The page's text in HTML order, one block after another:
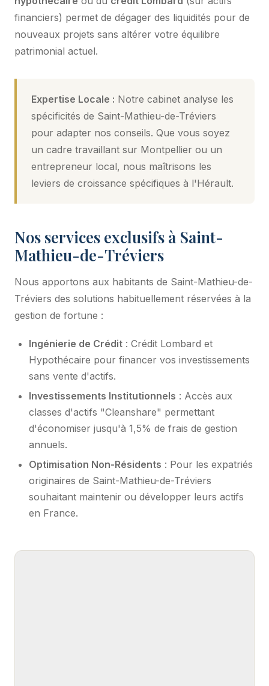
financiers) permet de dégager des liquidités pour de
nouveaux projets sans altérer votre équilibre
patrimonial actuel.
Expertise Locale : Notre cabinet analyse les
spécificités de Saint-Mathieu-de-Tréviers
pour adapter nos conseils. Que vous soyez
un cadre travaillant sur Montpellier ou un
entrepreneur local, nous maîtrisons les
leviers de croissance spécifiques à l'Hérault.
Nos services exclusifs à Saint-
Mathieu-de-Tréviers
Nous apportons aux habitants de Saint-Mathieu-de-
Tréviers des solutions habituellement réservées à la
gestion de fortune :
Ingénierie de Crédit : Crédit Lombard et
Hypothécaire pour financer vos investissements
sans vente d'actifs.
Investissements Institutionnels : Accès aux
classes d'actifs "Cleanshare" permettant
d'économiser jusqu'à 1,5% de frais de gestion
annuels.
Optimisation Non-Résidents : Pour les expatriés
originaires de Saint-Mathieu-de-Tréviers
souhaitant maintenir ou développer leurs actifs
en France.